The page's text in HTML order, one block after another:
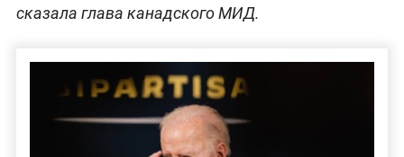
сказала глава канадского МИД.